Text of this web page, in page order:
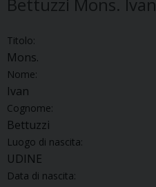
Titolo:
Mons.
Nome:
Ivan
Cognome:
Bettuzzi
Luogo di nascita:
UDINE
Data di nascita: